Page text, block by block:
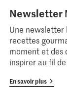
Newsletter
Une newsletter
recettes
moment et des
inspirer au fil
En savoir plus